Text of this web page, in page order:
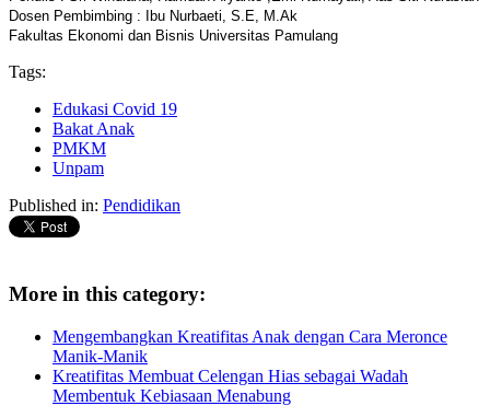
Dosen Pembimbing : Ibu Nurbaeti, S.E, M.Ak
Fakultas Ekonomi dan Bisnis Universitas Pamulang
Tags:
Edukasi Covid 19
Bakat Anak
PMKM
Unpam
Published in: Pendidikan
More in this category:
Mengembangkan Kreatifitas Anak dengan Cara Meronce
Manik-Manik
Kreatifitas Membuat Celengan Hias sebagai Wadah
Membentuk Kebiasaan Menabung